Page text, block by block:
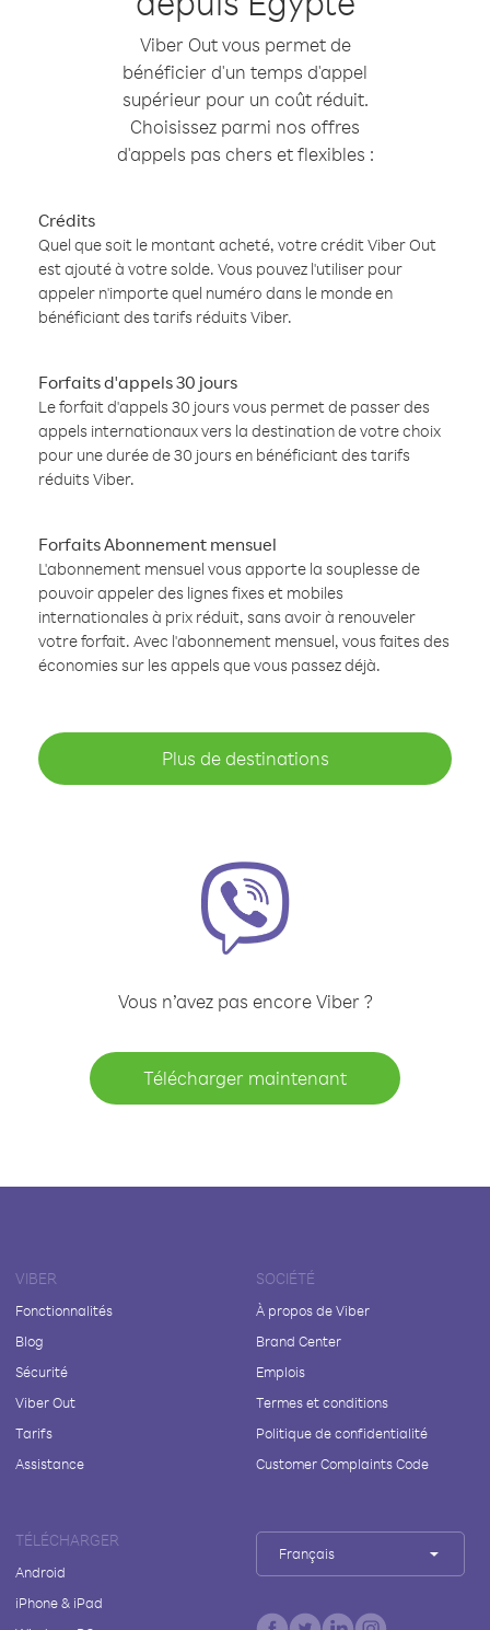
Viber Out vous permet de
bénéficier d'un temps d'appel
supérieur pour un coût réduit.
Choisissez parmi nos offres
d'appels pas chers et flexibles :
Crédits
Quel que soit le montant acheté, votre crédit Viber Out
est ajouté à votre solde. Vous pouvez l'utiliser pour
appeler n'importe quel numéro dans le monde en
bénéficiant des tarifs réduits Viber.
Forfaits d'appels 30 jours
Le forfait d'appels 30 jours vous permet de passer des
appels internationaux vers la destination de votre choix
pour une durée de 30 jours en bénéficiant des tarifs
réduits Viber.
Forfaits Abonnement mensuel
L'abonnement mensuel vous apporte la souplesse de
pouvoir appeler des lignes fixes et mobiles
internationales à prix réduit, sans avoir à renouveler
votre forfait. Avec l'abonnement mensuel, vous faites des
économies sur les appels que vous passez déjà.
Plus de destinations
Vous n’avez pas encore Viber ?
Télécharger maintenant
VIBER
Fonctionnalités
Blog
Sécurité
Viber Out
Tarifs
Assistance
SOCIÉTÉ
À propos de Viber
Brand Center
Emplois
Termes et conditions
Politique de confidentialité
Customer Complaints Code
TÉLÉCHARGER
Android
iPhone & iPad
Français